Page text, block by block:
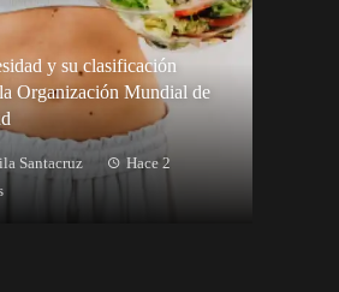
y su clasificación
Organización Mundial de
Santacruz
Hace 2